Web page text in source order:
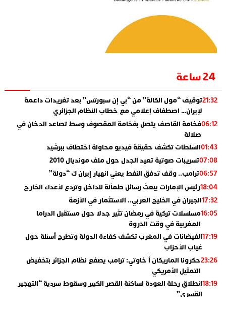
24 ساعة
21:32توقيف “مول الكالة” من “بي إن سبورتس” بعد تغريدات داعمة
لإيران… اصطفاف إعلامي مع خطاب النظام الجزائري
06:12فخامة القاصف يتصل بفخامة المقصوف وسط تصاعد الدخان في
صلالة
01:43السلطات تكشف حقيقة فيديو محاولة اختطاف ببرشيد
07:08تسريبات صوتية تعيد الجدل حول ملف مونديال 2010
06:57ترامب.. وقف تدفق النفط يعني انهيار إيران ك “دولة”
18:04رئيس الإمارات يبعث رسائل طمأنة للداخل وتردع لأعداء الخارج
17:32الجيران في الخليج العربي.. الاستثمار في الأزمة
16:05مسلسلات تركية في رمضان تثير جدلا حول مستقبل الدراما
المغربية في وقت الذروة
17:19الفيضانات في المغرب تكشف كفاءة الدولة وتطرح أسئلة حول
غياب الأحزاب
23:26حكرونا الماريكان أ خاوتي: ترامب يصفع نظام الجزائر بتخفيض
التمثيل الأمريكي
18:19انطلاق رحلة العودة لساكنة القصر الكبير وسقوط سردية “التهجير
القسري”